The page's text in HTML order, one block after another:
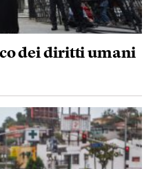
dei diritti umani